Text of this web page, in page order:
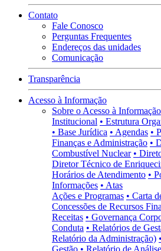
Contato
Fale Conosco
Perguntas Frequentes
Endereços das unidades
Comunicação
Transparência
Acesso à Informação
Sobre o Acesso à Informação
Institucional • Estrutura
• Base Jurídica • Agendas •
Finanças e Administração •
Combustível Nuclear •
Diretor Técnico de
Horários de Atendimento •
Informações • Atas
Ações e Programas • Carta
Concessões de Recursos
Receitas • Governança
Conduta • Relatórios de
Relatório da Administração)
Gestão • Relatório de